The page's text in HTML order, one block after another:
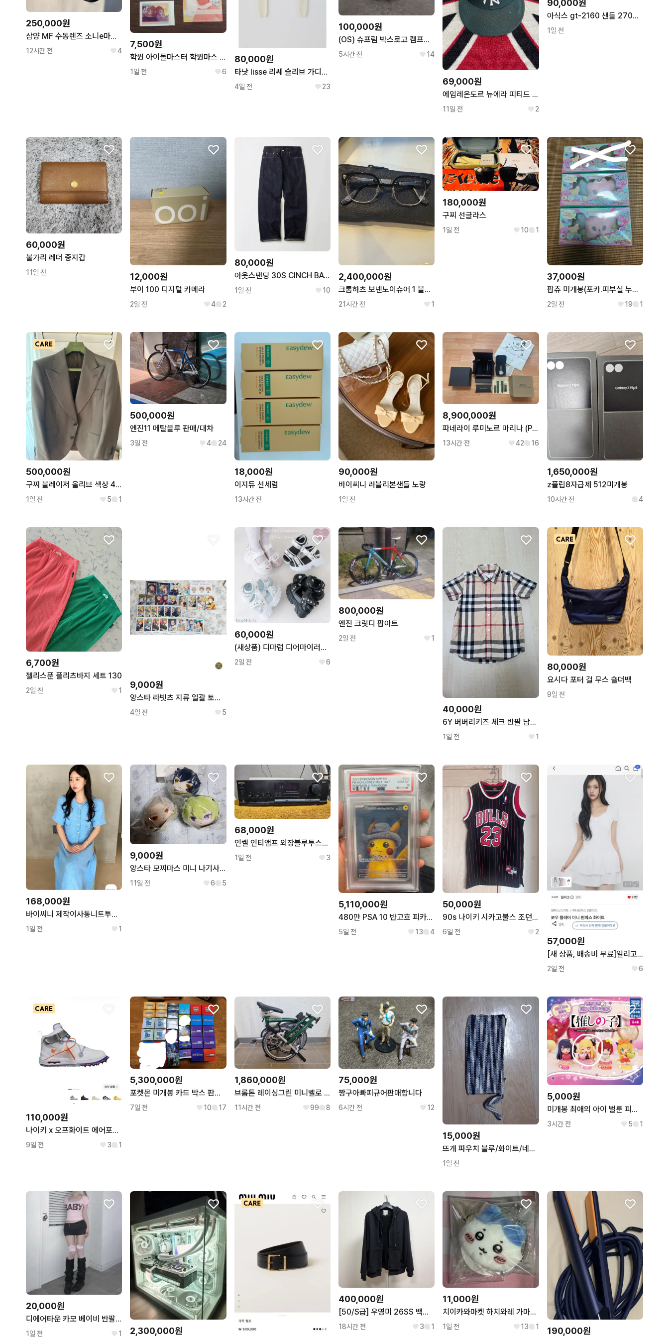
250,000원
삼양 MF 수동렌즈 소니e마운트 135mm 판매합니다.
12시간 전 4
7,500원
학원 아이돌마스터 학원마스 가쿠마스 하나미 우메
1일 전 6
80,000원
타낫 lisse 리쎄 슬리브 가디건 셋업
4일 전 23
100,000원
(OS) 슈프림 박스로고 캠프캡 모자 블랙
5시간 전 14
69,000원
에임레온도르 뉴에라 피티드 햇 캡 7 1/8 다크 그린
11일 전 2
90,000원
아식스 gt-2160 샌들 270사이즈
1일 전
60,000원
불가리 레더 중지갑
11일 전 12,000원
부이 100 디지털 카메라
2일 전 4 2
80,000원
아웃스탠딩 30S CINCH BACK SELVEDGE WIDE PANTS
1일 전 10
2,400,000원
크롬하츠 보넨노이슈어 1 블랙 실버 안경
21시간 전 1
180,000원
구찌 선글라스
1일 전 10 1
37,000원
팝츄 미개봉(포카.띠부실 누군지 몰라요)...
2일 전 19 1
500,000원
구찌 블레이저 올리브 색상 48사이즈
1일 전 5 1
500,000원
엔진11 메탈블루 판매/대차
3일 전 4 24
18,000원
이지듀 선세럼
13시간 전
90,000원
바이씨니 러블리본샌들 노랑
1일 전
8,900,000원
파네라이 루미노르 마리나 (PAM01314) 판매합니다.
13시간 전 42 16
1,650,000원
z플립8자급제 512미개봉
10시간 전 4
6,700원
젤리스푼 플리츠바지 세트 130
2일 전 1
9,000원
앙스타 라빗츠 지류 일괄 토모야 나즈나 미츠루 하지메 파샷츠 파샤 과금
4일 전 5
60,000원
(새상품) 디마럽 디어마이러브 엔젤 하트 샌들 230
2일 전 6
800,000원
엔진 크릿디 팝아트
2일 전 1
40,000원
6Y 버버리키즈 체크 반팔 남방 셔츠
1일 전 1
80,000원
요시다 포터 걸 무스 숄더백
9일 전
168,000원
바이씨니 제작이사통니트투피스 소라
1일 전 1
9,000원
앙스타 모찌마스 미니 나기사 쥰 히요리
11일 전 6 5
68,000원
인켈 인티앰프 외장블루투스수신기 포함
1일 전 3
5,110,000원
480만 PSA 10 반고흐 피카츄 포켓몬카드 고흐츄 팝니다
5일 전 13 4
50,000원
90s 나이키 시카고불스 조던 농구 유니폼 져지 nba 올드스쿨
6일 전 2
57,000원
[새 상품, 배송비 무료]일리고 원피스
2일 전 6
110,000원
나이키 x 오프화이트 에어포스 1 미드 SP 화이트/그레이 275
9일 전 3 1
5,300,000원
포켓몬 미개봉 카드 박스 판매 합니다.(가격 수정)
7일 전 10 17
1,860,000원
브롬톤 레이싱그린 미니벨로 자전거 팝니다
11시간 전 99 8
75,000원
짱구아빠피규어판매합니다
6시간 전 12
15,000원
뜨개 파우치 블루/화이트/네이비
1일 전
5,000원
미개봉 최애의 아이 벌룬 피규어 가챠 루비
3시간 전 5 1
20,000원
디에어타운 카모 베이비 반팔 핑크 baby 에이블리 무신사 meego
1일 전 1 2,300,000원
400,000원
[50/S급] 우영미 26SS 백로고 후드집업 블랙
18시간 전 3 1
11,000원
치이카와마켓 하치와레 가마구치 동전지갑 파우치 인형 키링 카라비너
1일 전 13 1 190,000원